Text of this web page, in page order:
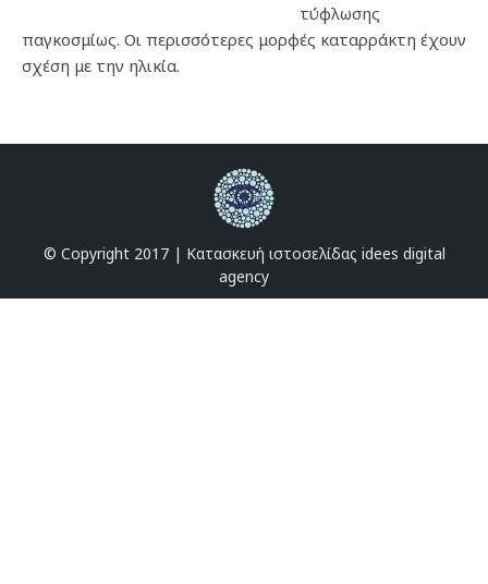
τύφλωσης
παγκοσμίως. Οι περισσότερες μορφές καταρράκτη έχουν
σχέση με την ηλικία.
© Copyright 2017 | Κατασκευή ιστοσελίδας idees digital
agency